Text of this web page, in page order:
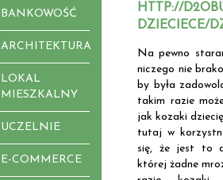
BANKOWOŚĆ
ARCHITEKTURA
LOKAL
MIESZKALNY
UCZELNIE
E-COMMERCE
HTTP://
DZIECIECE/
Na pewno
niczego nie
by była
takim razie
jak kozaki
tutaj w
się, że jest to
której żadne